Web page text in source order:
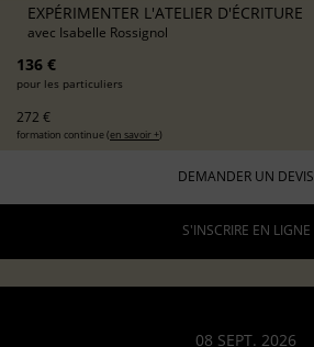
EXPÉRIMENTER L'ATELIER D'ÉCRITURE
avec Isabelle Rossignol
136 €
pour les particuliers
272 €
formation continue (en savoir +)
DEMANDER UN DEVIS
S'INSCRIRE EN LIGNE
08 SEPT. 2026